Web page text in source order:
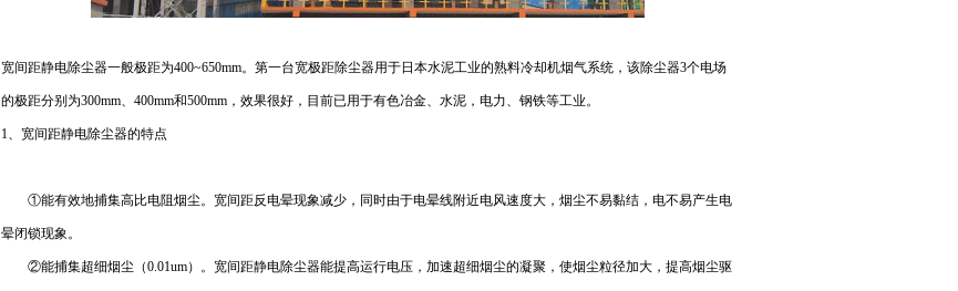
宽间距静电除尘器一般极距为400~650mm。第一台宽极距除尘器用于日本水泥工业的熟料冷却机烟气系统，该除尘器3个电场
的极距分别为300mm、400mm和500mm，效果很好，目前已用于有色冶金、水泥，电力、钢铁等工业。
1、宽间距静电除尘器的特点
①能有效地捕集高比电阻烟尘。宽间距反电晕现象减少，同时由于电晕线附近电风速度大，烟尘不易黏结，电不易产生电
晕闭锁现象。
②能捕集超细烟尘（0.01um）。宽间距静电除尘器能提高运行电压，加速超细烟尘的凝聚，使烟尘粒径加大，提高烟尘驱